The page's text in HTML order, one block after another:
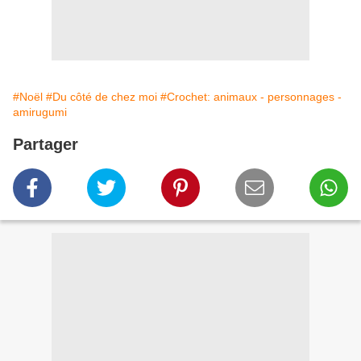
#Noël #Du côté de chez moi #Crochet: animaux - personnages -
amirugumi
Partager